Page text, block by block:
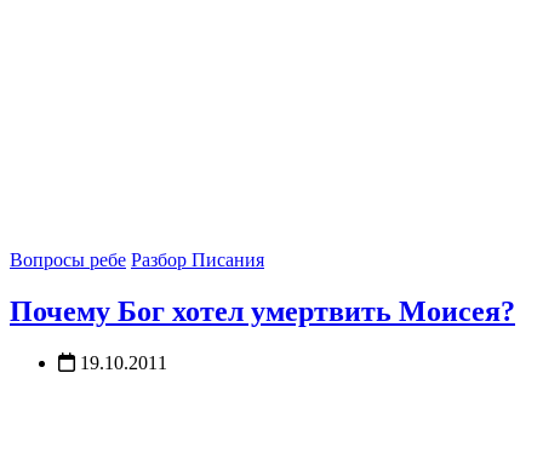
Вопросы ребе Разбор Писания
Почему Бог хотел умертвить Моисея?
19.10.2011